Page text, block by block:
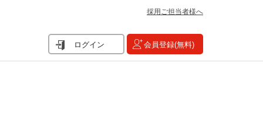
採用ご担当者様へ
ログイン 会員登録(無料)